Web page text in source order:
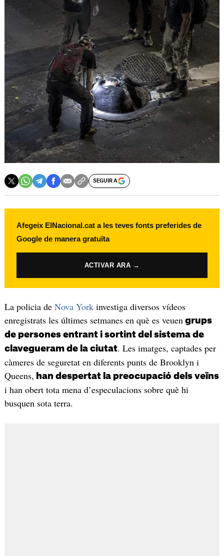
SEGUIR A
Afegeix ElNacional.cat a les teves fonts preferides de
Google de manera gratuïta
ACTIVAR ARA →
La policia de Nova Yorkinvestiga diversos vídeos
enregistrats les últimes setmanes en què es veuen grups
de persones entrant i sortint del sistema de
clavegueram de la ciutat. Les imatges, captades per
càmeres de seguretat en diferents punts de Brooklyn i
Queens, han despertat la preocupació dels veïns
i han obert tota mena d’especulacions sobre què hi
busquen sota terra.